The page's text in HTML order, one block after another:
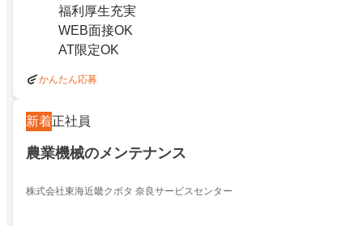
福利厚生充実
WEB面接OK
AT限定OK
かんたん応募
新着正社員
農業機械のメンテナンス
株式会社東海近畿クボタ 奈良サービスセンター